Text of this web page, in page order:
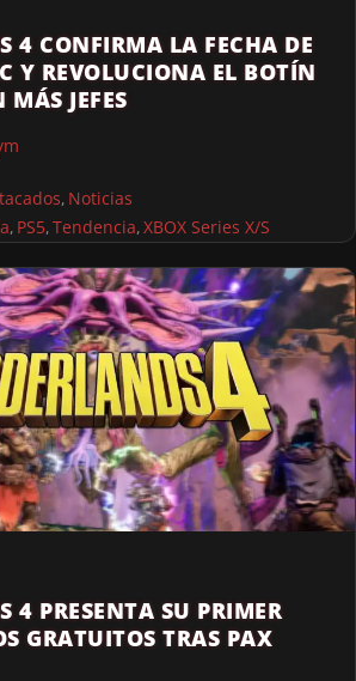
4 CONFIRMA LA FECHA DE
Y REVOLUCIONA EL BOTÍN
MÁS JEFES
, Noticias
, PS5,Tendencia,XBOX Series X/S
4 PRESENTA SU PRIMER
GRATUITOS TRAS PAX